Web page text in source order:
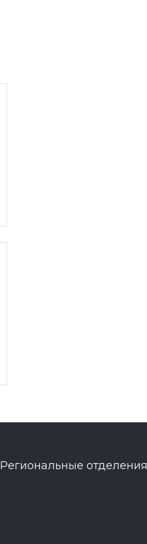
Региональные отделения